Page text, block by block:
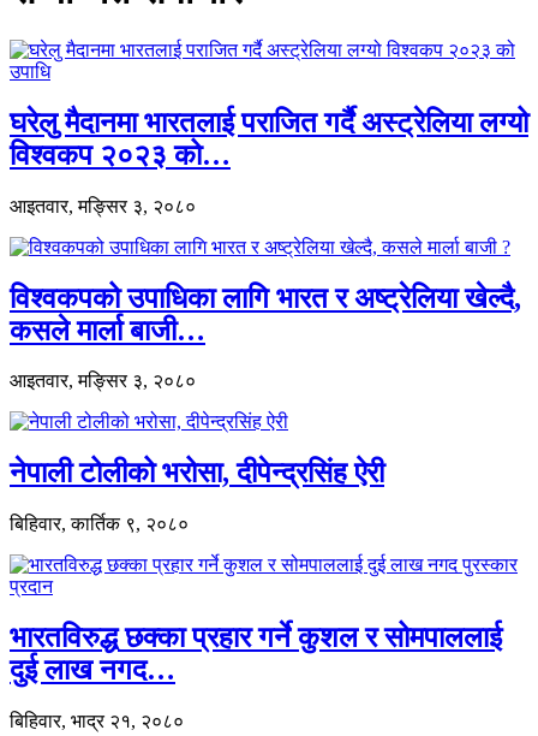
घरेलु मैदानमा भारतलाई पराजित गर्दै अस्ट्रेलिया लग्यो
विश्वकप २०२३ को…
आइतवार, मङ्सिर ३, २०८०
विश्वकपको उपाधिका लागि भारत र अष्ट्रेलिया खेल्दै,
कसले मार्ला बाजी…
आइतवार, मङ्सिर ३, २०८०
नेपाली टोलीको भरोसा, दीपेन्द्रसिंह ऐरी
बिहिवार, कार्तिक ९, २०८०
भारतविरुद्ध छक्का प्रहार गर्ने कुशल र सोमपाललाई
दुई लाख नगद…
बिहिवार, भाद्र २१, २०८०